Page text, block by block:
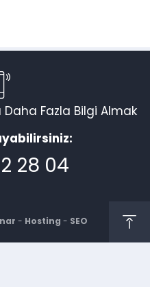
Daha Fazla Bilgi Almak
28 04
- Hosting - SEO